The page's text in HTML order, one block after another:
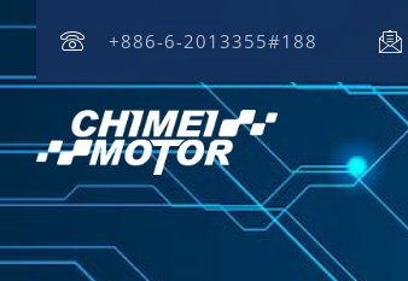
+886-6-2013355#188